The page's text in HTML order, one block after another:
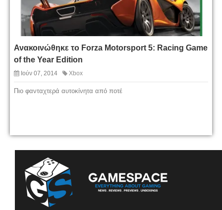
Ανακοινώθηκε το Forza Motorsport 5: Racing Game
of the Year Edition
Ιούν 07, 2014 Xbox
Πιο φανταχτερά αυτοκίνητα από ποτέ